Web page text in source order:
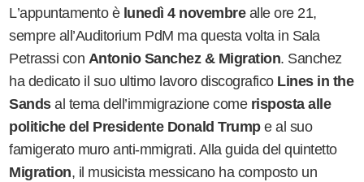
L’appuntamento è lunedì 4 novembrealle ore 21,
sempre all ’Auditorium PdM ma questa volta in Sala
Petrassi con Antonio Sanchez & Migration. Sanchez
ha dedicato il suo ultimo lavoro discografico Lines in the
Sandsal tema dell ’immigrazione come risposta alle
politiche del Presidente Donald Trumpe al suo
famigerato muro anti-mmigrati. Alla guida del quintetto
Migration, il musicista messicano ha composto un